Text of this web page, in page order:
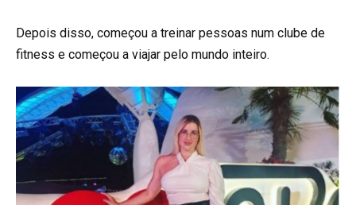
Depois disso, começou a treinar pessoas num clube de
fitness e começou a viajar pelo mundo inteiro.